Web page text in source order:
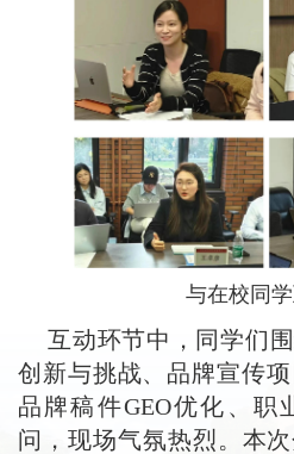
与在校同
互动环节中，同学们
创新与挑战、品牌宣传
品牌稿件GEO优化、职
问，现场气氛热烈。本